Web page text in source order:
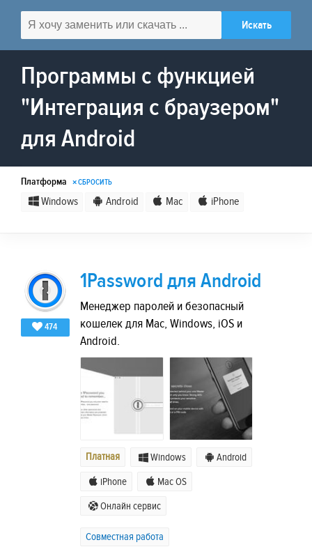
Программы с функцией
"Интеграция с браузером"
для Android
Платформа × СБРОСИТЬ
Windows Android Mac iPhone
474
1Password для Android
Менеджер паролей и безопасный
кошелек для Mac, Windows, iOS и
Android.
Платная Windows Android
iPhone Mac OS
Онлайн сервис
Совместная работа